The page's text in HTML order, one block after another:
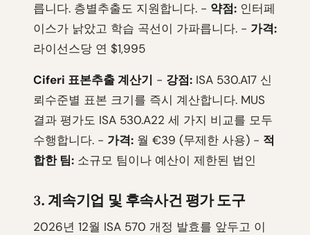
릅니다. 층별추출도 지원합니다. - 약점: 인터페
이스가 낡았고 학습 곡선이 가파릅니다. - 가격:
라이선스당 연 $1,995
Ciferi 표본추출 계산기 - 강점: ISA 530.A17 신
뢰수준별 표본 크기를 즉시 계산합니다. MUS
결과 평가도 ISA 530.A22 세 가지 비교를 모두
수행합니다. - 가격: 월 €39 (무제한 사용) - 적
합한 팀: 소규모 팀이나 예산이 제한된 법인
3. 계속기업 및 후속사건 평가 도구
2026년 12월 ISA 570 개정 발효를 앞두고 이